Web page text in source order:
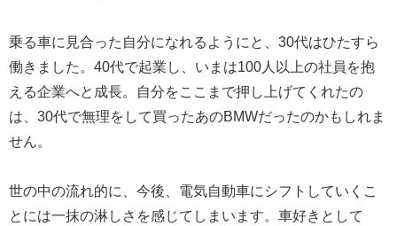
乗る車に見合った自分になれるようにと、30代はひたすら
働きました。40代で起業し、いまは100人以上の社員を抱
える企業へと成長。自分をここまで押し上げてくれたの
は、30代で無理をして買ったあのBMWだったのかもしれま
せん。
世の中の流れ的に、今後、電気自動車にシフトしていくこ
とには一抹の淋しさを感じてしまいます。車好きとして